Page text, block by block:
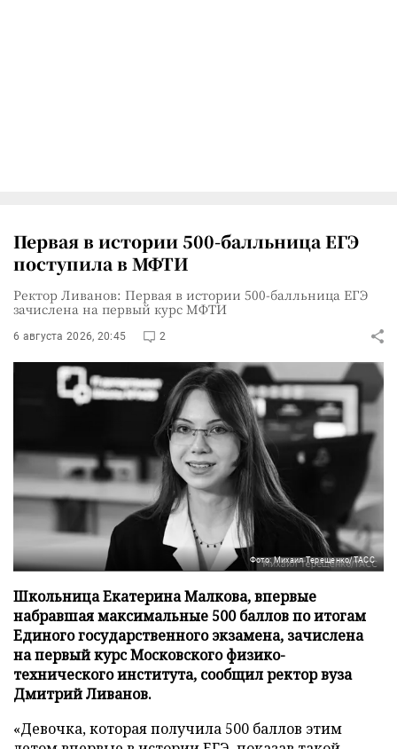
Первая в истории 500-балльница ЕГЭ
поступила в МФТИ
Ректор Ливанов: Первая в истории 500-балльница ЕГЭ
зачислена на первый курс МФТИ
6 августа 2026, 20:45 2
Фото: Михаил Терещенко/ТАСС
Школьница Екатерина Малкова, впервые
набравшая максимальные 500 баллов по итогам
Единого государственного экзамена, зачислена
на первый курс Московского физико-
технического института, сообщил ректор вуза
Дмитрий Ливанов.
«Девочка, которая получила 500 баллов этим